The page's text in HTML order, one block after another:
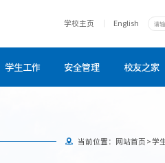
学校主页 English
学生工作 安全管理 校友之家
当前位置： 网站首页 >学